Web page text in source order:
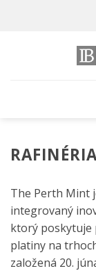
The Perth Mint
integrovaný
ktorý poskytuje
platiny na
založená 20.